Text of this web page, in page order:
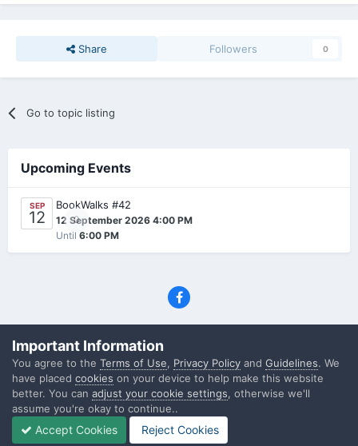
Share Followers 0
Go to topic listing
Upcoming Events
SEP
12 0
BookWalks #42
12 September 2026 4:00 PM
Until 6:00 PM
(C) SFF.gr, All rights reserved
Powered by Invision Community
Important Information
You agree to the Terms of Use, Privacy Policy and Guidelines. We
have placed cookies on your device to help make this website
better. You can adjust your cookie settings, otherwise we'll
assume you're okay to continue..
Accept Cookies Reject Cookies